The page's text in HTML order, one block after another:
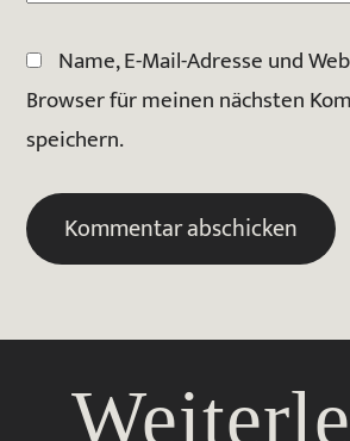
Name, E-Mail-Adresse und
Browser für meinen nächsten
speichern.